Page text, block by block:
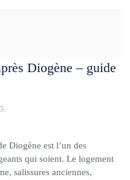
Diogène – guide
.
Diogène est l’un des
qui soient. Le logement
salissures anciennes,